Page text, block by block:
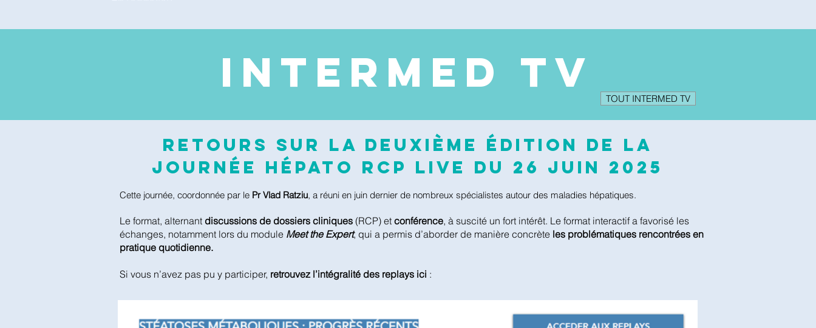
INTERMED TV
TOUT INTERMED TV
Cette journée, coordonnée par le Pr Vlad Ratziu, a réuni en juin dernier de nombreux spécialistes autour des maladies hépatiques.
Le format, alternant discussions de dossiers cliniques (RCP) et conférence, à suscité un fort intérêt. Le format interactif a favorisé les
échanges, notamment lors du module Meet the Expert, qui a permis d’aborder de manière concrète les problématiques rencontrées en
pratique quotidienne.
Si vous n’avez pas pu y participer, retrouvez l’intégralité des replays ici :
Retours sur la deuxième édition de la
journée Hépato RCP Live du 26 juin 2025